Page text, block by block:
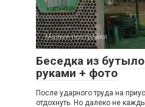
Малые постройки
Беседка из
руками + фото
После ударного труда на
отдохнуть. Но далеко не